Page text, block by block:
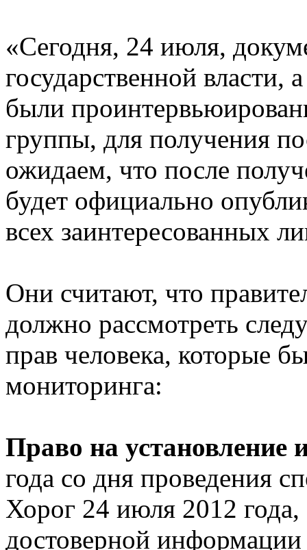
«Сегодня, 24 июля,
государственной власти,
были
группы, для получения
ожидаем, что после
будет официально
всех заинтересованных
Они считают, что
должно рассмотреть
прав человека, которые
мониторинга:
Право на установление
года со дня проведения
Хорог 24 июля 2012 года,
достоверной